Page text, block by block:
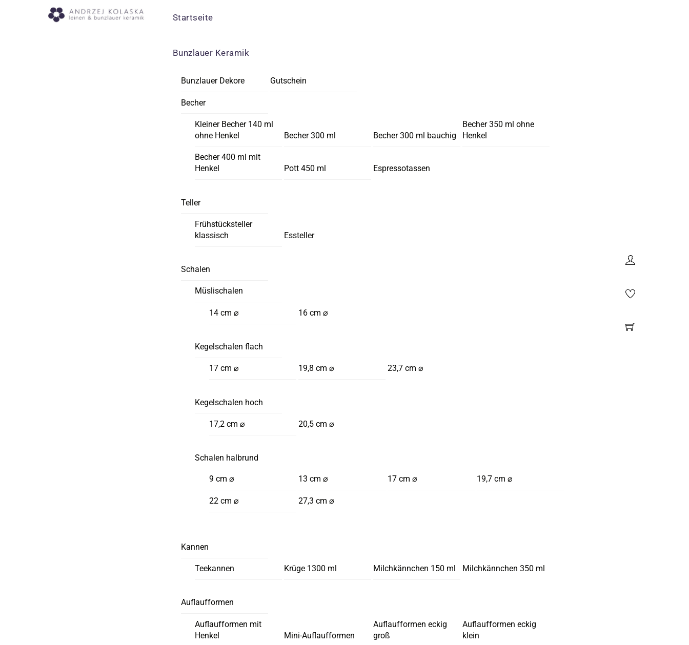
Menu
Startseite
Bunzlauer Keramik
Bunzlauer Dekore Gutschein
Becher
Kleiner Becher 140 ml
ohne Henkel
Becher 300 ml Becher 300 ml bauchig
Becher 350 ml ohne
Henkel
Becher 400 ml mit
Henkel
Pott 450 ml Espressotassen
Teller
Frühstücksteller
klassisch
Essteller
Schalen
Müslischalen
14 cm ⌀ 16 cm ⌀
Kegelschalen flach
17 cm ⌀ 19,8 cm ⌀ 23,7 cm ⌀
Kegelschalen hoch
17,2 cm ⌀ 20,5 cm ⌀
Schalen halbrund
9 cm ⌀ 13 cm ⌀ 17 cm ⌀ 19,7 cm ⌀
22 cm ⌀ 27,3 cm ⌀
Kannen
Teekannen Krüge 1300 ml Milchkännchen 150 ml Milchkännchen 350 ml
Auflaufformen
Auflaufformen mit
Henkel
Mini-Auflaufformen
Auflaufformen eckig
groß
Auflaufformen eckig
klein